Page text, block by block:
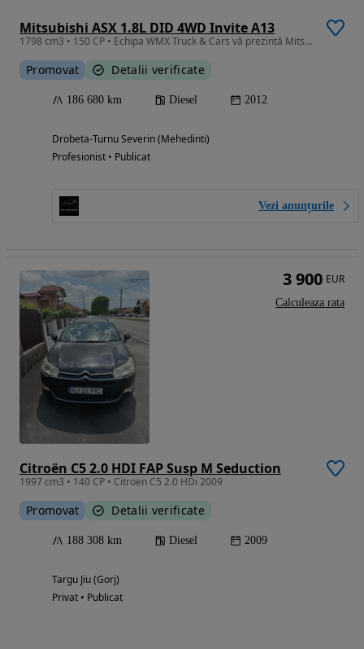
Mitsubishi ASX 1.8L DID 4WD Invite A13
1798 cm3 • 150 CP • Echipa WMX Truck & Cars vă prezintă Mitsubishi ASX I 1.8 DI-D DOHC MIV
Promovat Detalii verificate
186 680 km Diesel 2012
Drobeta-Turnu Severin (Mehedinti)
Profesionist • Publicat
Vezi anunțurile
Citroën C5 2.0 HDI FAP Susp M Seduction
1997 cm3 • 140 CP • Citroen C5 2.0 HDi 2009
Promovat Detalii verificate
188 308 km Diesel 2009
Targu Jiu (Gorj)
Privat • Publicat
3 900 EUR
Calculeaza rata